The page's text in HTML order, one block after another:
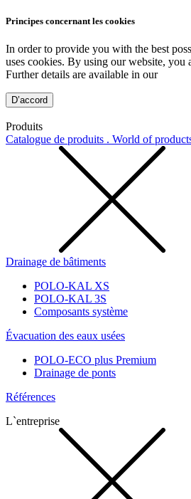
Principes concernant les cookies
In order to provide you with the best
uses cookies. By using our website, you
Further details are available in our
D’accord
Produits
Catalogue de produits . World of
Drainage de bâtiments
POLO-KAL XS
POLO-KAL 3S
Composants système
Évacuation des eaux usées
POLO-ECO plus Premium
Drainage de ponts
Références
L`entreprise